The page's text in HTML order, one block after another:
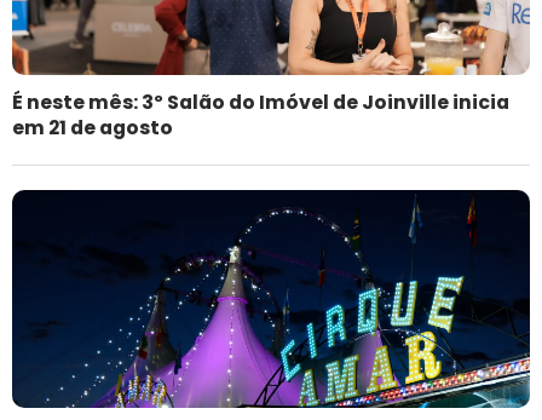
É neste mês: 3º Salão do Imóvel de Joinville inicia
em 21 de agosto